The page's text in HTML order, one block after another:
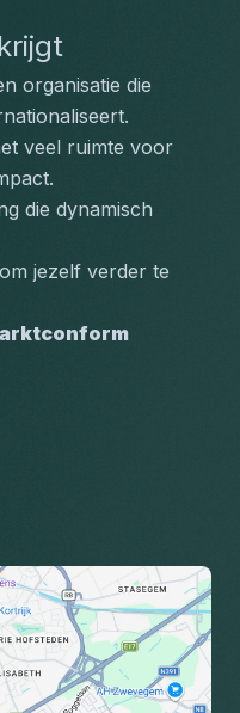
organisatie die
veel ruimte voor
die dynamisch
jezelf verder te